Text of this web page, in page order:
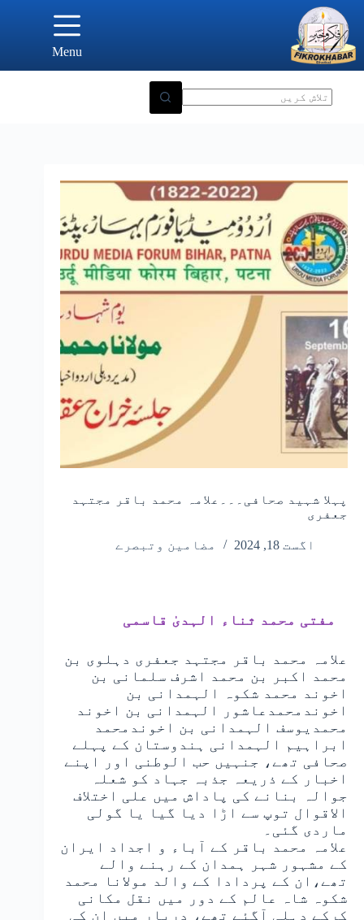
content
Menu
پہلا شہید صحافی۔۔۔علامہ محمد باقر مجتہد
جعفری
اگست 18, 2024 مضامین وتبصرے
مفتی محمد ثناء الہدیٰ قاسمی
علامہ محمد باقر مجتہد جعفری دہلوی بن
محمد اکبر بن محمد اشرف سلمانی بن
اخوند محمد شکوہ الہمدانی بن
اخوندمحمدعاشور الہمدانی بن اخوند
محمدیوسف الہمدانی بن اخوندمحمد
ابراہیم الہمدانی ہندوستان کے پہلے
صحافی تھے، جنہیں حب الوطنی اور اپنے
اخبار کے ذریعہ جذبہ جہاد کو شعلہ
جوالہ بنانے کی پاداش میں علی اختلاف
الاقوال توپ سے اڑا دیا گیا یا گولی
ماردی گئی۔
علامہ محمد باقر کے آباء و اجداد ایران
کے مشہور شہر ہمدان کے رہنے والے
تھے،ان کے پردادا کے والد مولانا محمد
شکوہ شاہ عالم کے دور میں نقل مکانی
کرکے دہلی آگئے تھے، دربار میں ان کی